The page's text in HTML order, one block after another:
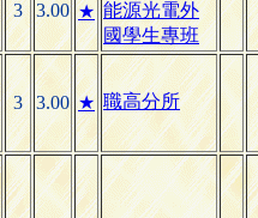
3 3.00 ★ 能源光電外
國學生專班
3 3.00 ★ 職高分所